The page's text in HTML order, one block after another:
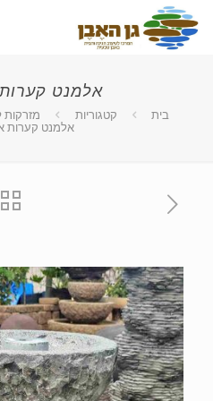
השבת את
zoom_out
add_circle_outline הגדלת גופן
spellcheck גופן קריא
brightness_high ניגודיות בהירה
brightness_low ניגודיות כהה
אלמנט
בית קטגוריות
מזרקות
אלמנט קערות